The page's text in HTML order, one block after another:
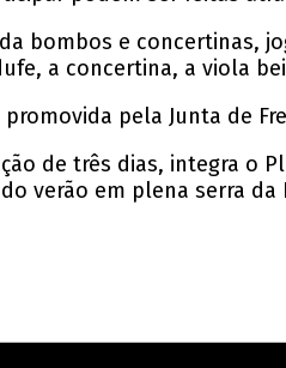
bombos e concertinas,
a concertina, a viola
pela Junta de
de três dias, integra o
verão em plena serra da